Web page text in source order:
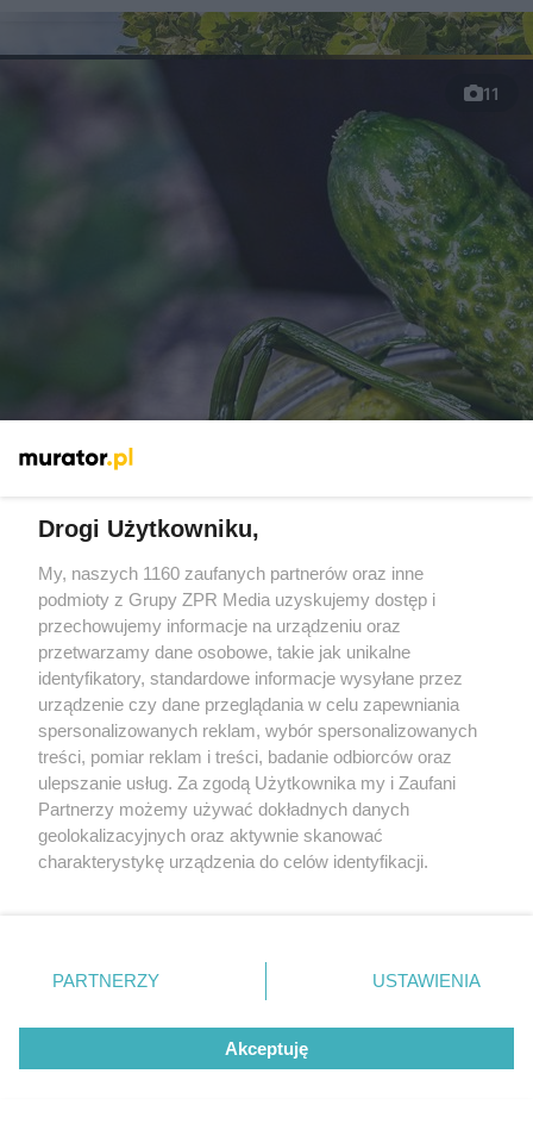
11
Przepisy na chrupiące ogórki kiszone,
to roślinny hit!
8
Drogi Użytkowniku,
My, naszych 1160 zaufanych partnerów oraz inne
podmioty z Grupy ZPR Media uzyskujemy dostęp i
przechowujemy informacje na urządzeniu oraz
przetwarzamy dane osobowe, takie jak unikalne
identyfikatory, standardowe informacje wysyłane przez
urządzenie czy dane przeglądania w celu zapewniania
spersonalizowanych reklam, wybór spersonalizowanych
treści, pomiar reklam i treści, badanie odbiorców oraz
ulepszanie usług. Za zgodą Użytkownika my i Zaufani
Partnerzy możemy używać dokładnych danych
geolokalizacyjnych oraz aktywnie skanować
charakterystykę urządzenia do celów identyfikacji.
zmienić/wycofać klikając przycisk ustawień prywatności
znajdujący się w lewym dolnym rogu strony
rodzaje przetwarzania danych nie wymagają zgody
użytkownika, ale masz prawo sprzeciwić się takiemu
przetwarzaniu. Preferencje będą miały zastosowanie tylko
PARTNERZY USTAWIENIA
Akceptuję